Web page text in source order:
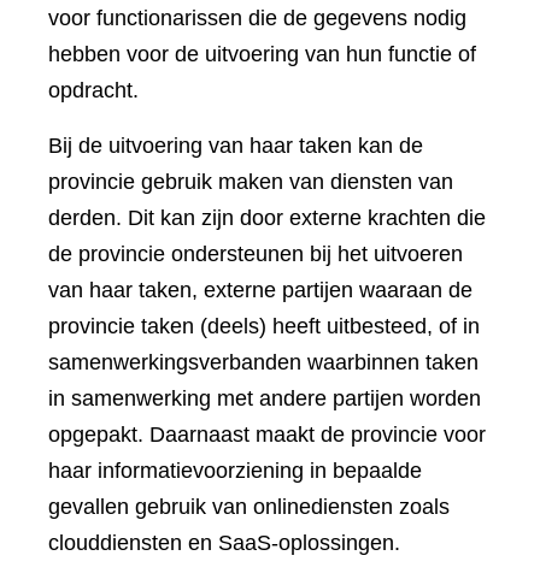
voor functionarissen die de gegevens nodig
hebben voor de uitvoering van hun functie of
opdracht.
Bij de uitvoering van haar taken kan de
provincie gebruik maken van diensten van
derden. Dit kan zijn door externe krachten die
de provincie ondersteunen bij het uitvoeren
van haar taken, externe partijen waaraan de
provincie taken (deels) heeft uitbesteed, of in
samenwerkingsverbanden waarbinnen taken
in samenwerking met andere partijen worden
opgepakt. Daarnaast maakt de provincie voor
haar informatievoorziening in bepaalde
gevallen gebruik van onlinediensten zoals
clouddiensten en SaaS-oplossingen.